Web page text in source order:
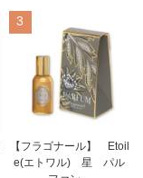
3
【フラゴナール】 Etoil
e(エトワル) 星 パル